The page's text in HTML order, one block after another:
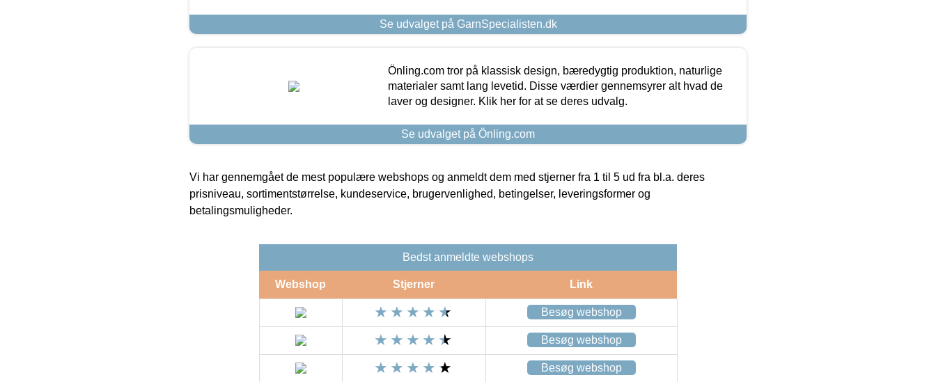
Se udvalget på GarnSpecialisten.dk
Önling.com tror på klassisk design, bæredygtig produktion, naturlige
materialer samt lang levetid. Disse værdier gennemsyrer alt hvad de
laver og designer. Klik her for at se deres udvalg.
Se udvalget på Önling.com
Vi har gennemgået de mest populære webshops og anmeldt dem med stjerner fra 1 til 5 ud fra bl.a. deres
prisniveau, sortimentstørrelse, kundeservice, brugervenlighed, betingelser, leveringsformer og
betalingsmuligheder.
Bedst anmeldte webshops
Webshop Stjerner Link
Besøg webshop
Besøg webshop
Besøg webshop